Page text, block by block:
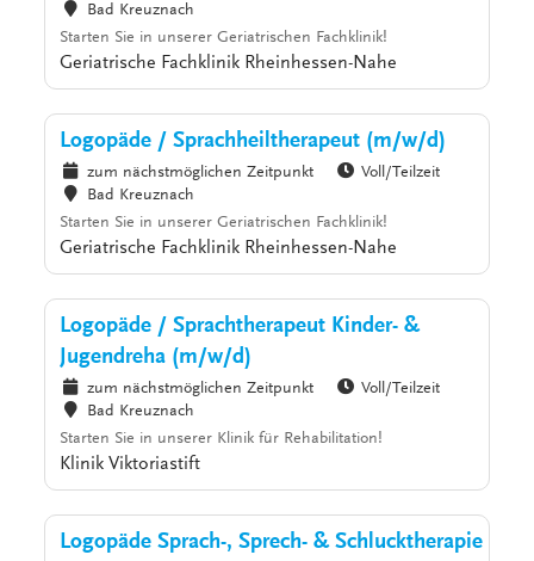
Bad Kreuznach
Starten Sie in unserer Geriatrischen Fachklinik!
Geriatrische Fachklinik Rheinhessen-Nahe
Logopäde / Sprachheiltherapeut (m/w/d)
zum nächstmöglichen Zeitpunkt
Voll/Teilzeit
Bad Kreuznach
Starten Sie in unserer Geriatrischen Fachklinik!
Geriatrische Fachklinik Rheinhessen-Nahe
Logopäde / Sprachtherapeut Kinder- &
Jugendreha (m/w/d)
zum nächstmöglichen Zeitpunkt
Voll/Teilzeit
Bad Kreuznach
Starten Sie in unserer Klinik für Rehabilitation!
Klinik Viktoriastift
Logopäde Sprach-, Sprech- & Schlucktherapie